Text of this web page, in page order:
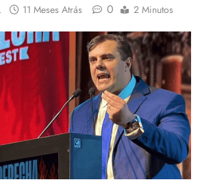
11 Meses Atrás 0 2 Minutos